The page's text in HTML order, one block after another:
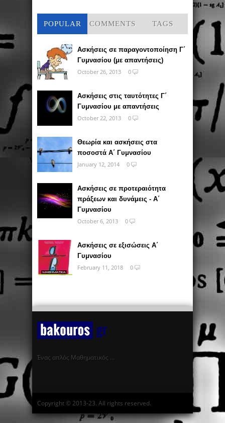
POPULAR COMMENTS TAGS
Ασκήσεις σε παραγοντοποίηση Γ΄
Γυμνασίου (με απαντήσεις)
October 26, 2013
0
Ασκήσεις στις ταυτότητες Γ΄
Γυμνασίου με απαντήσεις
October 22, 2013
0
Θεωρία και ασκήσεις στα
ποσοστά Α΄ Γυμνασίου
January 12, 2014
0
Ασκήσεις σε προτεραιότητα
πράξεων και δυνάμεις - Α΄
Γυμνασίου
October 6, 2013
0
Ασκήσεις σε εξισώσεις Α΄
Γυμνασίου
February 11, 2018
0
Ένας απλός Μαθηματικός …
Copyright © 2013-23. All rights reserved.